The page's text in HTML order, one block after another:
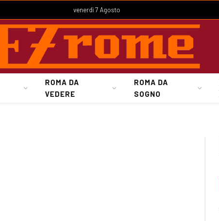
venerdì 7 Agosto
ROMA DA
VEDERE
ROMA DA
SOGNO